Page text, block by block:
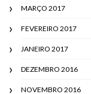
MARÇO 2017
FEVEREIRO 2017
JANEIRO 2017
DEZEMBRO 2016
NOVEMBRO 2016